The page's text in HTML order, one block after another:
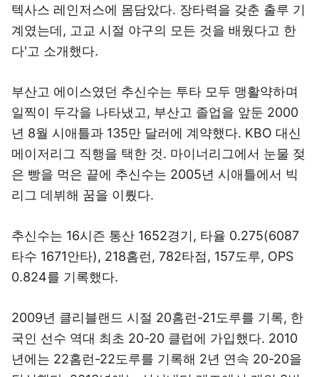
텍사스 레인저스에 몸담았다. 장타력을 갖춘 출루 기
계였는데, 고교 시절 야구의 모든 것을 배웠다고 한
다'고 소개했다.
부산고 에이스였던 추신수는 투타 모두 맹활약하며
일찍이 두각을 나타냈고, 부산고 졸업을 앞둔 2000
년 8월 시애틀과 135만 달러에 계약했다. KBO 대신
메이저리그 직행을 택한 것. 마이너리그에서 눈물 젖
은 빵을 먹은 끝에 추신수는 2005년 시애틀에서 빅
리그 데뷔해 꿈을 이뤘다.
추신수는 16시즌 통산 1652경기, 타율 0.275(6087
타수 1671안타), 218홈런, 782타점, 157도루, OPS
0.824를 기록했다.
2009년 클리블랜드 시절 20홈런-21도루를 기록, 한
국인 선수 역대 최초 20-20 클럽에 가입했다. 2010
년에는 22홈런-22도루를 기록해 2년 연속 20-20을